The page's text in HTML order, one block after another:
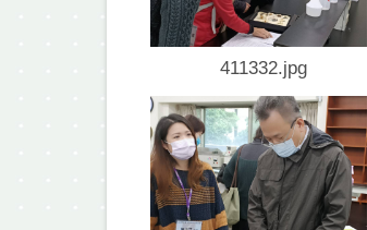
411332.jpg